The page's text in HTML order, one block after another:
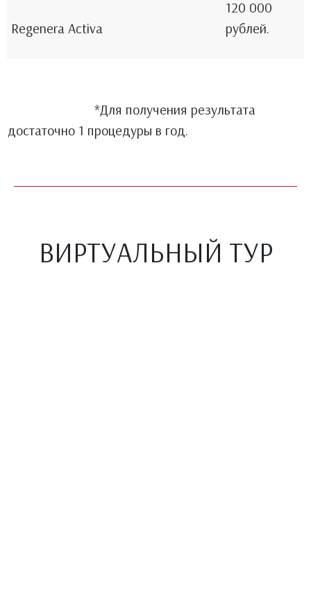
Regenera Activa
120 000
рублей.
*Для получения результата
достаточно 1 процедуры в год.
ВИРТУАЛЬНЫЙ ТУР